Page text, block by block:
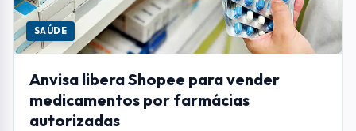
SAÚDE
Anvisa libera Shopee para vender
medicamentos por farmácias
autorizadas